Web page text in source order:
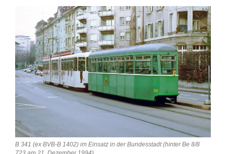
grösseres
Bild
B 341 (ex BVB-B 1402) im Einsatz in der Bundesstadt (hinter Be 8/8